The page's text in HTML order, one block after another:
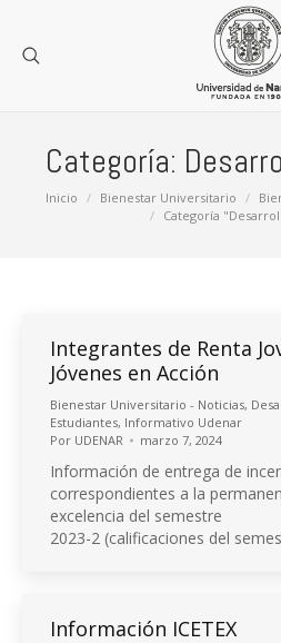
Categoría:
Estás aquí:
Inicio Bienestar Universitario
Categoría
Integrantes de Renta
Jóvenes en Acción
Bienestar Universitario - Noticias,
Estudiantes, Informativo Udenar
Por UDENAR marzo 7, 2024
Información de entrega de
correspondientes a la
excelencia del semestre
2023-2 (calificaciones del
Información ICETEX